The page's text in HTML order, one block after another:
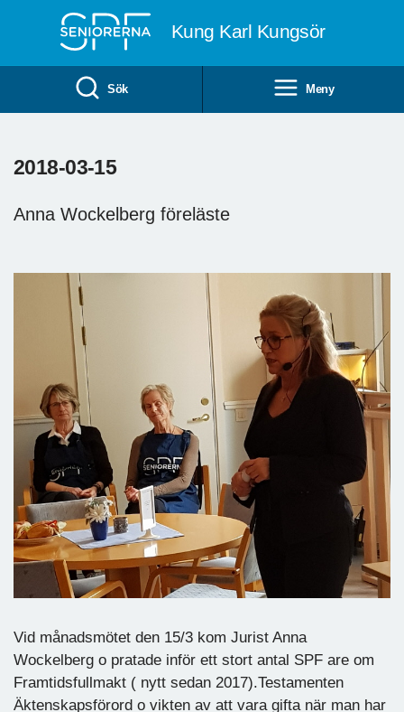
Kung Karl Kungsör
Sök Meny
2018-03-15
Anna Wockelberg föreläste
Vid månadsmötet den 15/3 kom Jurist Anna
Wockelberg o pratade inför ett stort antal SPF are om
Framtidsfullmakt ( nytt sedan 2017).Testamenten
Äktenskapsförord o vikten av att vara gifta när man har